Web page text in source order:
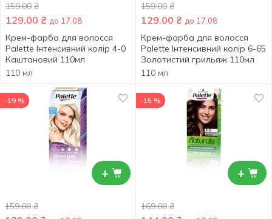
159.00 ₴
129.00 ₴ до 17.08
Крем-фарба для волосся
Palette Інтенсивний колір 4-0
Каштановий 110мл
110 мл
159.00 ₴
129.00 ₴ до 17.08
Крем-фарба для волосся
Palette Інтенсивний колір 6-65
Золотистий грильяж 110мл
110 мл
+
-19 %
159.00 ₴
+
-15 %
169.00 ₴